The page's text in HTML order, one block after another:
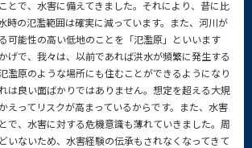
とで、水害に備えてきました。それにより、昔に比
時の氾濫範囲は確実に減っています。また、河川が
可能性の高い低地のことを「氾濫原」といいます
げで、我々は、以前であれば洪水が頻繁に発生する
濫原のような場所にも住むことができるようになり
は良い面ばかりではありません。想定を超える大規
えってリスクが高まっているからです。また、水害
で、水害に対する危機意識も薄れていきました。周
いないため、水害経験の伝承もされなくなってきて